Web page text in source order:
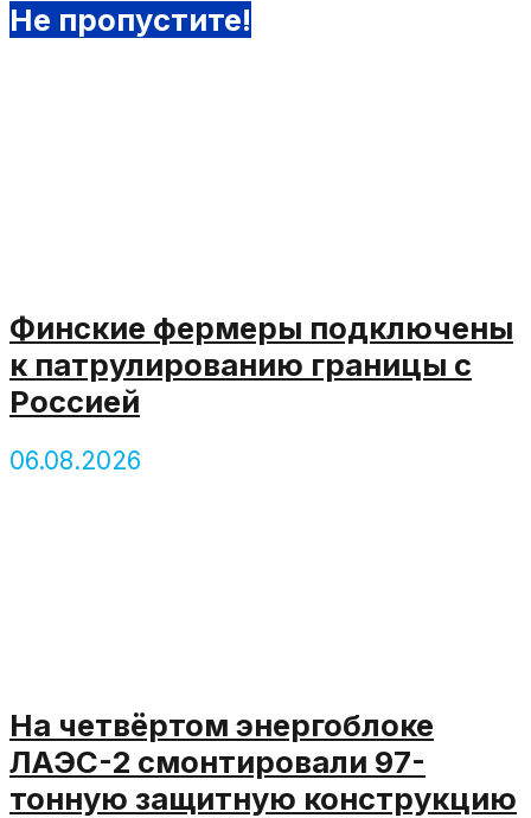
Не пропустите!
Финские фермеры подключены
к патрулированию границы с
Россией
06.08.2026
На четвёртом энергоблоке
ЛАЭС-2 смонтировали 97-
тонную защитную конструкцию